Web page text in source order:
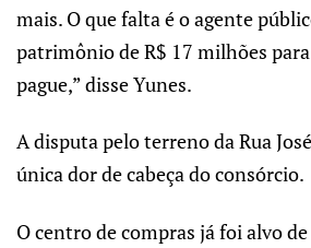
mais. O que falta é o agente
patrimônio de R$ 17 milhões
pague,” disse Yunes.
A disputa pelo terreno da Rua
única dor de cabeça do consórcio.
O centro de compras já foi alvo